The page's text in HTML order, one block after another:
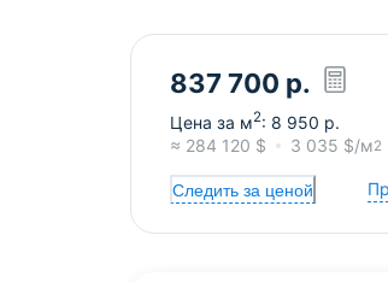
837 700 р.
Цена за м2: 8 950 р.
≈ 284 120 $ 3 035 $/м2
Следить за ценой